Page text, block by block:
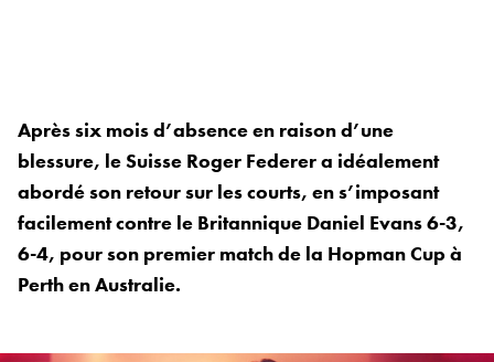
Après six mois d’absence en raison d’une
blessure, le Suisse Roger Federer a idéalement
abordé son retour sur les courts, en s’imposant
facilement contre le Britannique Daniel Evans 6-3,
6-4, pour son premier match de la Hopman Cup à
Perth en Australie.